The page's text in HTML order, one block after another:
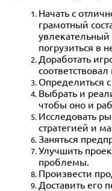
Начать с
грамотный
погрузиться в
Доработать
Определиться
Выбрать и
чтобы оно и
Исследовать
стратегией и
Заняться
Улучшить
проблемы.
Произвести
Доставить его